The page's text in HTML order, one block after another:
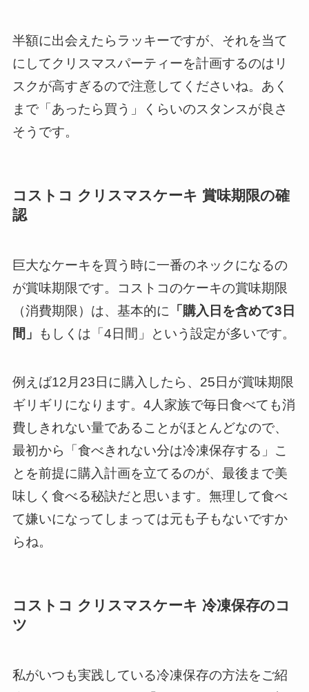
半額に出会えたらラッキーですが、それを当て
にしてクリスマスパーティーを計画するのはリ
スクが高すぎるので注意してくださいね。あく
まで「あったら買う」くらいのスタンスが良さ
そうです。
コストコ クリスマスケーキ 賞味期限の確
認
巨大なケーキを買う時に一番のネックになるの
が賞味期限です。コストコのケーキの賞味期限
（消費期限）は、基本的に 「購入日を含めて3日
間」
もしくは「4日間」という設定が多いです。
例えば12月23日に購入したら、25日が賞味期限
ギリギリになります。4人家族で毎日食べても消
費しきれない量であることがほとんどなので、
最初から「食べきれない分は冷凍保存する」こ
とを前提に購入計画を立てるのが、最後まで美
味しく食べる秘訣だと思います。無理して食べ
て嫌いになってしまっては元も子もないですか
らね。
コストコ クリスマスケーキ 冷凍保存のコ
ツ
私がいつも実践している冷凍保存の方法をご紹